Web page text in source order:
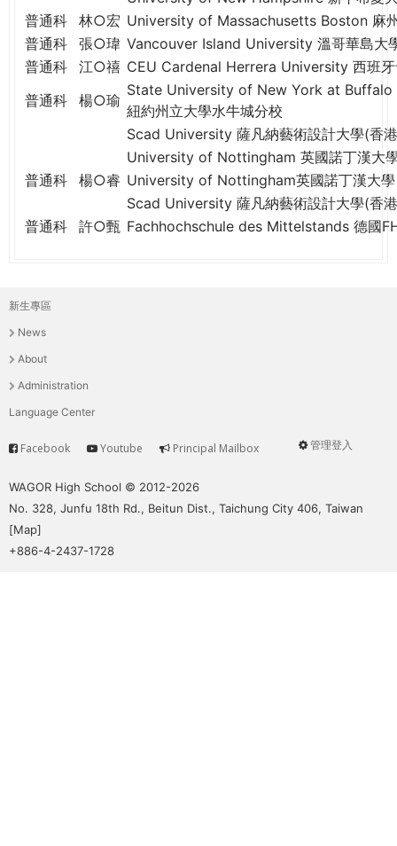
普通科
林○宏 University of Massachusetts Boston 麻
普通科
張○瑋 Vancouver Island University 溫哥華島大
普通科
江○禧 CEU Cardenal Herrera University 西班
普通科
楊○瑜
State University of New York at Buffalo
紐約州立大學水牛城分校
Scad University 薩凡納藝術設計大學(香
University of Nottingham 英國諾丁漢大
普通科
楊○睿 University of Nottingham英國諾丁漢大學
Scad University 薩凡納藝術設計大學(香
普通科
許○甄 Fachhochschule des Mittelstands 德國
主
選
單
新生專區
News
About
Administration
Language Center
User
管理登入
Service
Facebook Youtube Principal Mailbox
WAGOR High School © 2012-2026
No. 328, Junfu 18th Rd., Beitun Dist., Taichung City 406, Taiwan
[Map]
+886-4-2437-1728